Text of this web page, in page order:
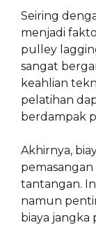
Seiring
menjadi
pulley
sangat
keahlian
pelatihan
berdampak
Akhirnya,
tantangan.
namun
biaya jangka